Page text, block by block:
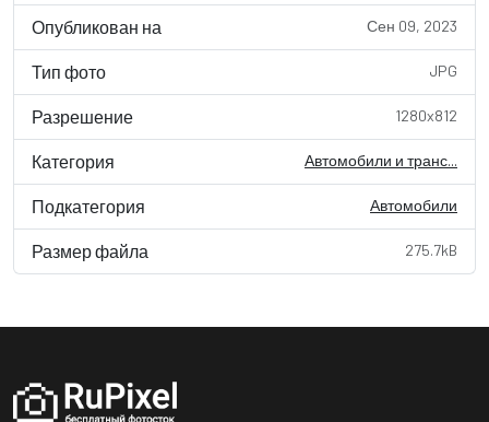
Опубликован на Сен 09, 2023
Тип фото JPG
Разрешение 1280x812
Категория Автомобили и транс...
Подкатегория Автомобили
Размер файла 275.7kB